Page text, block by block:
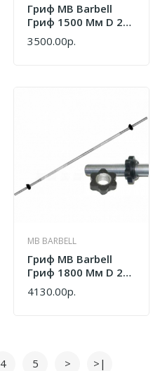
Гриф MB Barbell
Гриф 1500 Мм D 25
Замок Гайка
Вэйдера
3500.00р.
MB BARBELL
Гриф MB Barbell
Гриф 1800 Мм D 25
Замок Гайка
Вэйдера
4130.00р.
4 5 > >|